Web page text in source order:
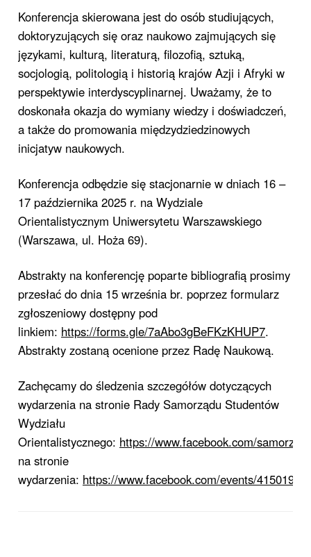
Konferencja skierowana jest do osób studiujących,
doktoryzujących się oraz naukowo zajmujących się
językami, kulturą, literaturą, filozofią, sztuką,
socjologią, politologią i historią krajów Azji i Afryki w
perspektywie interdyscyplinarnej. Uważamy, że to
doskonała okazja do wymiany wiedzy i doświadczeń,
a także do promowania międzydziedzinowych
inicjatyw naukowych.
Konferencja odbędzie się stacjonarnie w dniach 16 –
17 października 2025 r. na Wydziale
Orientalistycznym Uniwersytetu Warszawskiego
(Warszawa, ul. Hoża 69).
Abstrakty na konferencję poparte bibliografią prosimy
przesłać do dnia 15 września br. poprzez formularz
zgłoszeniowy dostępny pod
linkiem: https://forms.gle/7aAbo3gBeFKzKHUP7.
Abstrakty zostaną ocenione przez Radę Naukową.
Zachęcamy do śledzenia szczegółów dotyczących
wydarzenia na stronie Rady Samorządu Studentów
Wydziału
Orientalistycznego: https://www.facebook.com/
na stronie
wydarzenia: https://www.facebook.com/events/